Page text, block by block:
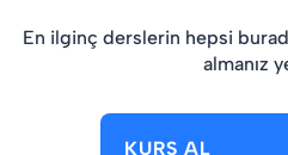
En ilginç derslerin hepsi
almanız
KURS AL